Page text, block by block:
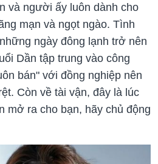
và người ấy luôn dành cho
mạn và ngọt ngào. Tình
ngày đông lạnh trở nên
Dần tập trung vào công
bán" với đồng nghiệp nên
Còn về tài vận, đây là lúc
mở ra cho bạn, hãy chủ động